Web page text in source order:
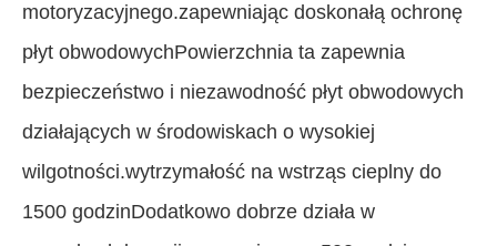
motoryzacyjnego.zapewniając doskonałą ochronę
płyt obwodowychPowierzchnia ta zapewnia
bezpieczeństwo i niezawodność płyt obwodowych
działających w środowiskach o wysokiej
wilgotności.wytrzymałość na wstrząs cieplny do
1500 godzinDodatkowo dobrze działa w